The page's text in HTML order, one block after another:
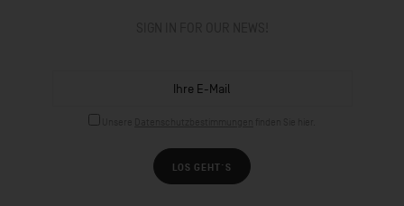
LOS GEHT´S